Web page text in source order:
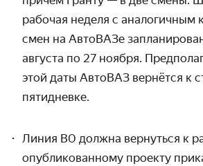
рабочая неделя с аналогичным
смен на АвтоВАЗе
августа по 27 ноября.
этой даты АвтоВАЗ вернётся к
пятидневке.
Линия B0 должна вернуться к
опубликованному проекту